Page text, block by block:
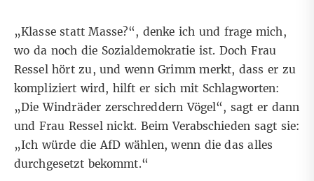
„Klasse statt Masse?“, denke ich und frage mich,
wo da noch die Sozialdemokratie ist. Doch Frau
Ressel hört zu, und wenn Grimm merkt, dass er zu
kompliziert wird, hilft er sich mit Schlagworten:
„Die Windräder zerschreddern Vögel“, sagt er dann
und Frau Ressel nickt. Beim Verabschieden sagt sie:
„Ich würde die AfD wählen, wenn die das alles
durchgesetzt bekommt.“